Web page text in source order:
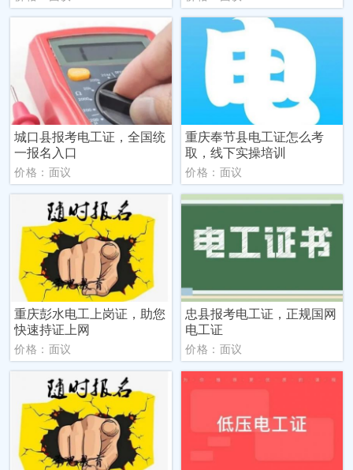
城口县报考电工证，全国统
一报名入口
价格：面议
重庆奉节县电工证怎么考
取，线下实操培训
价格：面议
重庆彭水电工上岗证，助您
快速持证上网
价格：面议
忠县报考电工证，正规国网
电工证
价格：面议